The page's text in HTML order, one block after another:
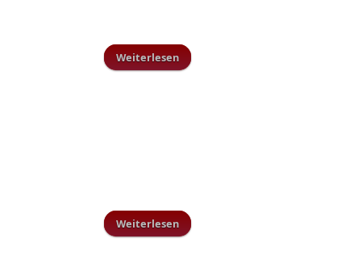
Weiterlesen über Frohe Festtage!
Weiterlesen über Winterwanderung am 28.12.